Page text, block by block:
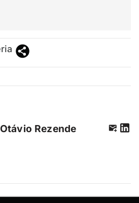
Otávio Rezende